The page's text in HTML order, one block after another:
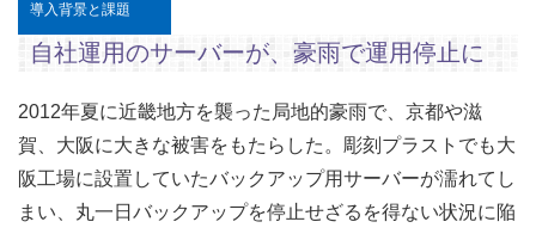
導入背景と課題
自社運用のサーバーが、豪雨で運用停止に
2012年夏に近畿地方を襲った局地的豪雨で、京都や滋
賀、大阪に大きな被害をもたらした。彫刻プラストでも大
阪工場に設置していたバックアップ用サーバーが濡れてし
まい、丸一日バックアップを停止せざるを得ない状況に陥